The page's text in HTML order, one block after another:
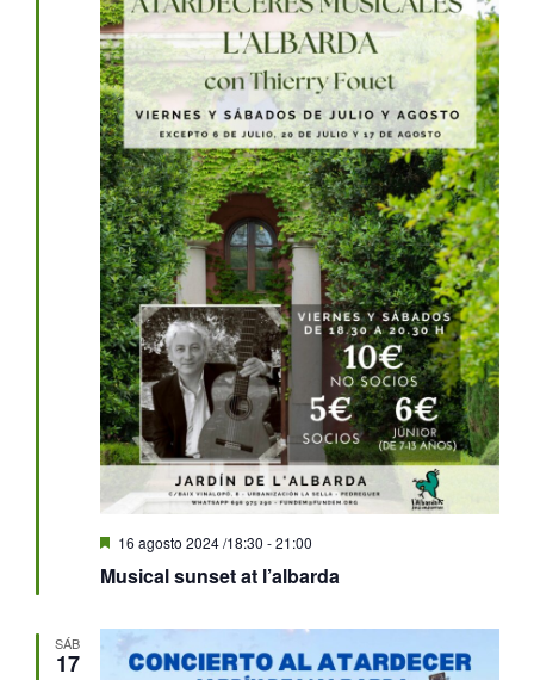
Musical sunset at l’albarda
Destacado
16 agosto 2024 /18:30 -21:00
SÁB
17